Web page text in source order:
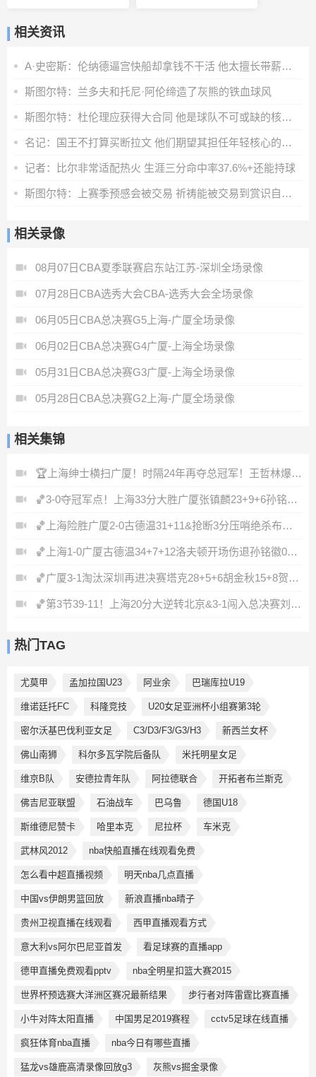
相关资讯
A·史密斯：伦纳德逼宫快船却拿钱不干活 他太擅长带薪休假了
斯图尔特：兰多夫和托尼·阿伦缔造了灰熊的铁血球风
斯图尔特：杜伦理应获得大合同 他是球队不可或缺的核心拼图
名记：国王不打算买断拉文 他们期望其担任年轻核心的老将领袖
记者：比尔非常适配热火 生涯三分命中率37.6%+还能持球
斯图尔特：上赛季预感会被交易 祈祷能被交易到赏识自己的球队
相关录像
08月07日CBA夏季联赛启东站江苏-深圳全场录像
07月28日CBA选秀大会CBA-选秀大会全场录像
06月05日CBA总决赛G5上海-广厦全场录像
06月02日CBA总决赛G4广厦-上海全场录像
05月31日CBA总决赛G3广厦-上海全场录像
05月28日CBA总决赛G2上海-广厦全场录像
相关集锦
🏆上海绅士横扫广厦！时隔24年再夺总冠军！王哲林爆砍29+14！
🏀3-0夺冠军点！上海33分大胜广厦张镇麟23+9+6孙铭徽8中2
🏀上海险胜广厦2-0古德温31+11&抢断3分压哨绝杀布朗空砍50分
🏀上海1-0广厦古德温34+7+12洛夫顿开场伤退孙铭徽0分&5失误
🏀广厦3-1淘汰深圳再进决赛塔克28+5+6胡金秋15+8贺希宁12分
🏀第3节39-11！上海20分大逆转北京&3-1闯入总决赛刘铮5记三分
热门TAG
尤莫甲 孟加拉国U23 阿业余 巴瑞库拉U19
维诺廷托FC 科隆竞技 U20女足亚洲杯小组赛第3轮
密尔沃基巴伐利亚女足 C3/D3/F3/G3/H3 新西兰女杯
佛山南狮 科尔多瓦学院后备队 米托明星女足
维京B队 安德拉青年队 阿拉德联合 开拓者布兰斯克
佛吉尼亚联盟 石油战车 巴乌鲁 德国U18
斯维德尼赞卡 哈里本克 尼拉杯 车米克
武林风2012 nba快船直播在线观看免费
怎么看中超直播视频 明天nba几点直播
中国vs伊朗男篮回放 新浪直播nba晴子
贵州卫视直播在线观看 西甲直播观看方式
意大利vs阿尔巴尼亚首发 看足球赛的直播app
德甲直播免费观看pptv nba全明星扣篮大赛2015
世界杯预选赛大洋洲区赛况最新结果 步行者对阵雷霆比赛直播
小牛对阵太阳直播 中国男足2019赛程 cctv5足球在线直播
疯狂体育nba直播 nba今日有哪些直播
猛龙vs雄鹿高清录像回放g3 灰熊vs掘金录像